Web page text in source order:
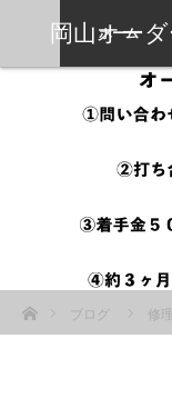
岡山オー
岡靴工房
ホーム
ブログ
修